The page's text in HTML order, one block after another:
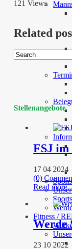
Fitness /
121 Views
Related
Stellenangebote
FSJ
17 04 2024
(0)
Read
Werde
23 10 2022